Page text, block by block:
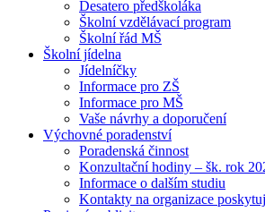
Desatero předškoláka
Školní vzdělávací program
Školní řád MŠ
Školní jídelna
Jídelníčky
Informace pro ZŠ
Informace pro MŠ
Vaše návrhy a doporučení
Výchovné poradenství
Poradenská činnost
Konzultační hodiny – šk. rok
Informace o dalším studiu
Kontakty na organizace